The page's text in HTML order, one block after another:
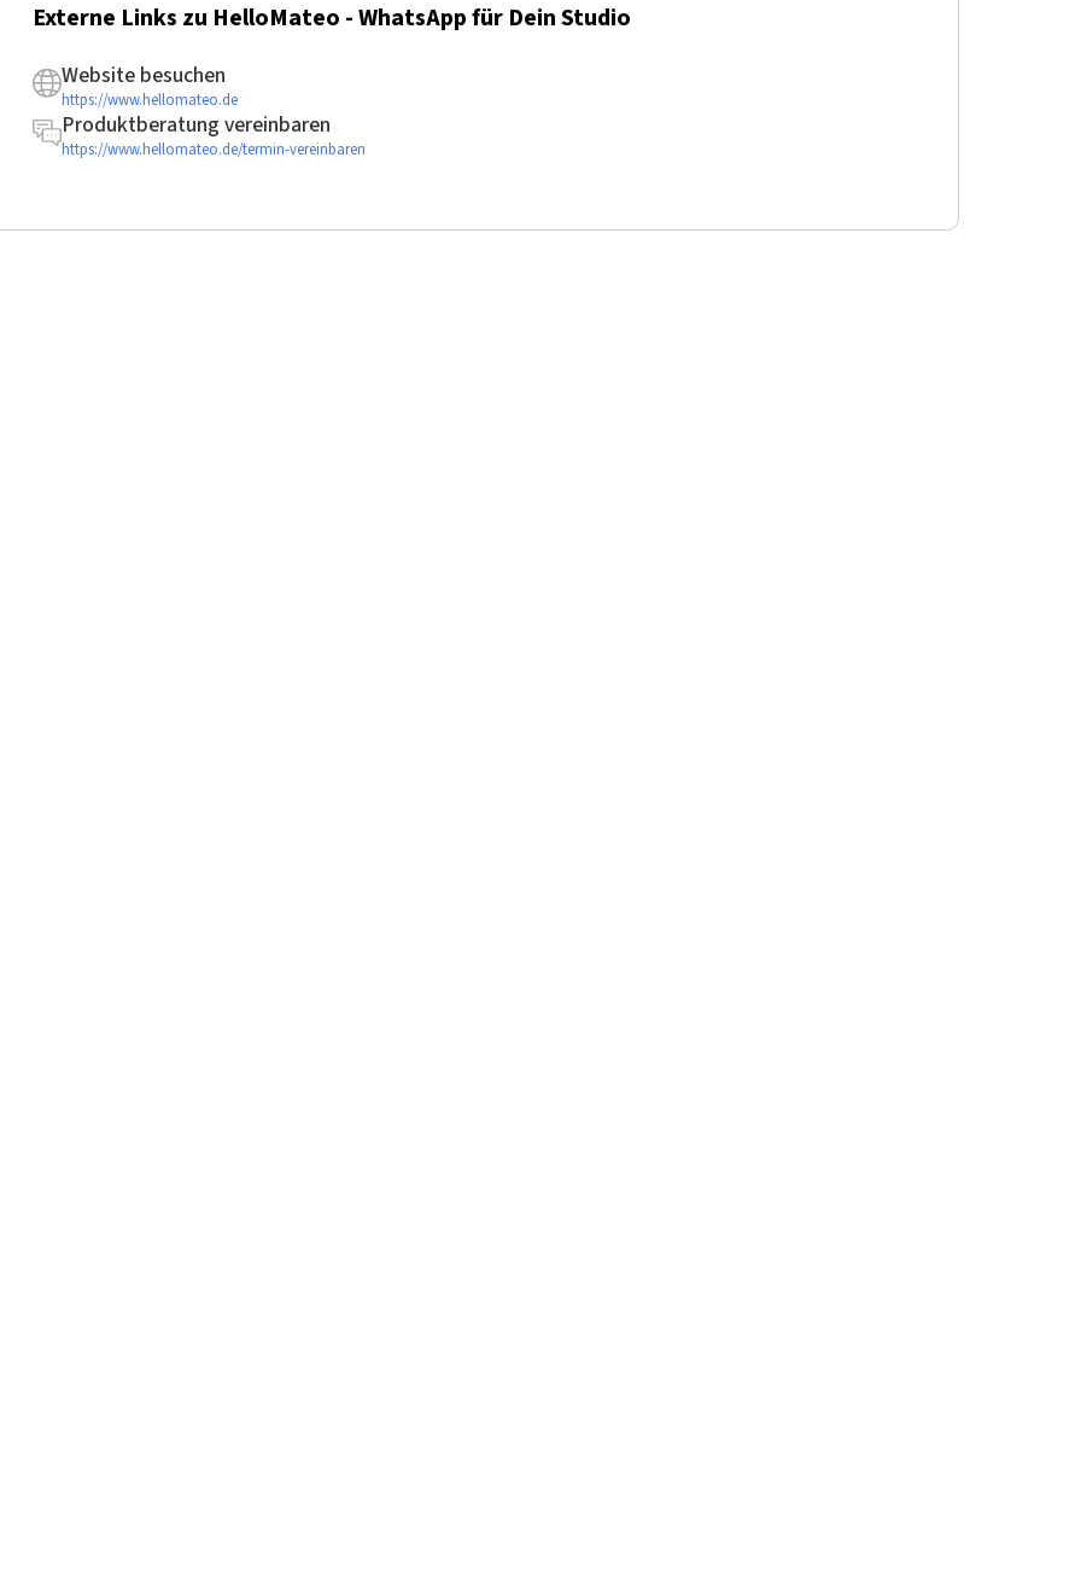
Externe Links zu HelloMateo - WhatsApp für Dein Studio
Website besuchen
https://www.hellomateo.de
Produktberatung vereinbaren
https://www.hellomateo.de/termin-vereinbaren